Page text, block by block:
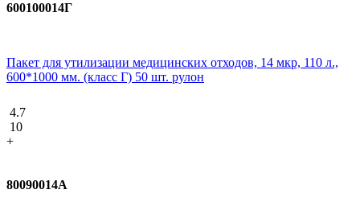
600100014Г
Пакет для утилизации медицинских отходов, 14 мкр, 110 л.,
600*1000 мм. (класс Г) 50 шт. рулон
4.7
10
+
80090014А